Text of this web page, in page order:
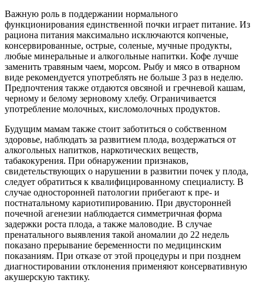
Важную роль в поддержании нормального
функционирования единственной почки играет питание. Из
рациона питания максимально исключаются копченые,
консервированные, острые, соленые, мучные продукты,
любые минеральные и алкогольные напитки. Кофе лучше
заменить травяным чаем, морсом. Рыбу и мясо в отварном
виде рекомендуется употреблять не больше 3 раз в неделю.
Предпочтения также отдаются овсяной и гречневой кашам,
черному и белому зерновому хлебу. Ограничивается
употребление молочных, кисломолочных продуктов.
Будущим мамам также стоит заботиться о собственном
здоровье, наблюдать за развитием плода, воздержаться от
алкогольных напитков, наркотических веществ,
табакокурения. При обнаружении признаков,
свидетельствующих о нарушении в развитии почек у плода,
следует обратиться к квалифицированному специалисту. В
случае односторонней патологии прибегают к пре- и
постнатальному кариотипированию. При двусторонней
почечной агенезии наблюдается симметричная форма
задержки роста плода, а также маловодие. В случае
пренатального выявления такой аномалии до 22 недель
показано прерывание беременности по медицинским
показаниям. При отказе от этой процедуры и при позднем
диагностировании отклонения применяют консервативную
акушерскую тактику.